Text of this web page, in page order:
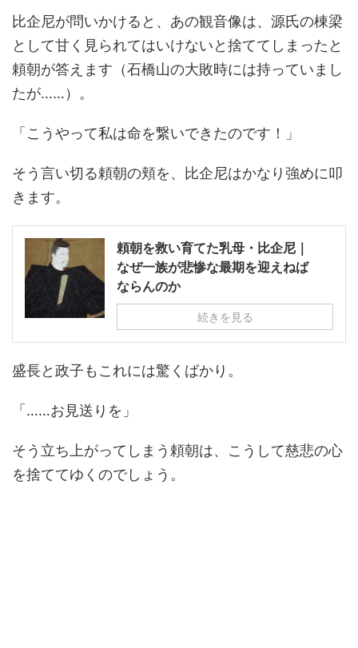
比企尼が問いかけると、あの観音像は、源氏の棟梁
として甘く見られてはいけないと捨ててしまったと
頼朝が答えます（石橋山の大敗時には持っていまし
たが……）。
「こうやって私は命を繋いできたのです！」
そう言い切る頼朝の頬を、比企尼はかなり強めに叩
きます。
頼朝を救い育てた乳母・比企尼｜
なぜ一族が悲惨な最期を迎えねば
ならんのか
続きを見る
盛長と政子もこれには驚くばかり。
「……お見送りを」
そう立ち上がってしまう頼朝は、こうして慈悲の心
を捨ててゆくのでしょう。